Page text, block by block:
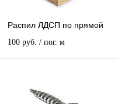
Распил ЛДСП по прямой
100 руб. / пог. м